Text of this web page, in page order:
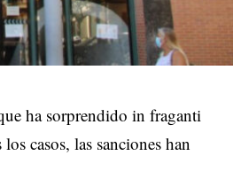
ha sorprendido in fraganti
casos, las sanciones han